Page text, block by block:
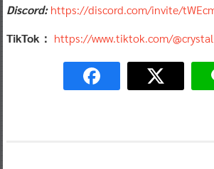
Discord: https://discord.com/invite/
TikTok： https://www.tiktok.com/